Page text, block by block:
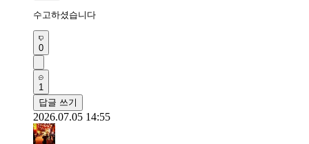
수고하셨습니다
0
1
답글 쓰기
2026.07.05 14:55